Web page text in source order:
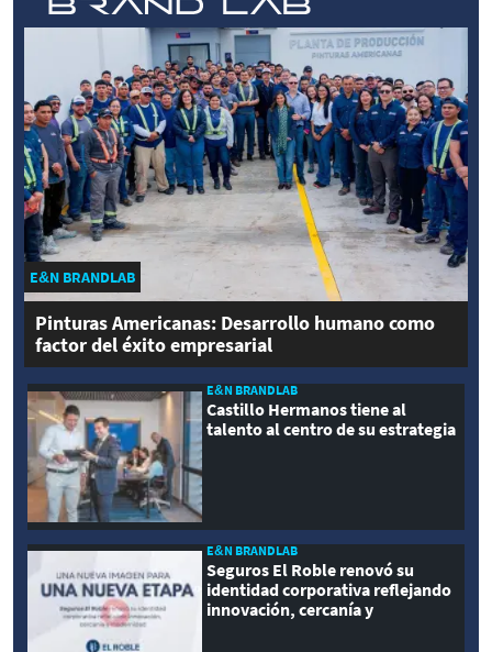
E&N BRANDLAB
Pinturas Americanas: Desarrollo humano como
factor del éxito empresarial
E&N BRANDLAB
Castillo Hermanos tiene al
talento al centro de su estrategia
E&N BRANDLAB
Seguros El Roble renovó su
identidad corporativa reflejando
innovación, cercanía y